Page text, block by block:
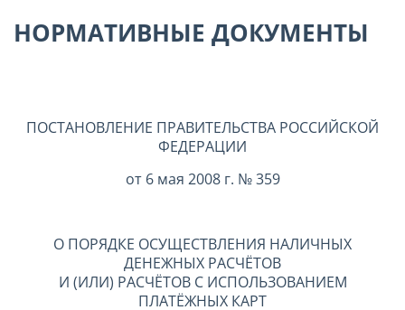
НОРМАТИВНЫЕ ДОКУМЕНТЫ
ПОСТАНОВЛЕНИЕ ПРАВИТЕЛЬСТВА РОССИЙСКОЙ
ФЕДЕРАЦИИ
от 6 мая 2008 г. № 359
О ПОРЯДКЕ ОСУЩЕСТВЛЕНИЯ НАЛИЧНЫХ
ДЕНЕЖНЫХ РАСЧЁТОВ
И (ИЛИ) РАСЧЁТОВ С ИСПОЛЬЗОВАНИЕМ
ПЛАТЁЖНЫХ КАРТ